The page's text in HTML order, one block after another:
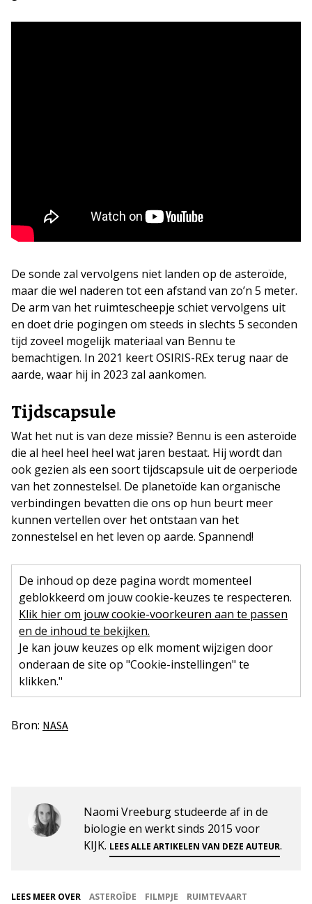
De sonde zal vervolgens niet landen op de asteroïde,
maar die wel naderen tot een afstand van zo’n 5 meter.
De arm van het ruimtescheepje schiet vervolgens uit
en doet drie pogingen om steeds in slechts 5 seconden
tijd zoveel mogelijk materiaal van Bennu te
bemachtigen. In 2021 keert OSIRIS-REx terug naar de
aarde, waar hij in 2023 zal aankomen.
Tijdscapsule
Wat het nut is van deze missie? Bennu is een asteroïde
die al heel heel heel wat jaren bestaat. Hij wordt dan
ook gezien als een soort tijdscapsule uit de oerperiode
van het zonnestelsel. De planetoïde kan organische
verbindingen bevatten die ons op hun beurt meer
kunnen vertellen over het ontstaan van het
zonnestelsel en het leven op aarde. Spannend!
De inhoud op deze pagina wordt momenteel
geblokkeerd om jouw cookie-keuzes te respecteren.
Klik hier om jouw cookie-voorkeuren aan te passen
en de inhoud te bekijken.
Je kan jouw keuzes op elk moment wijzigen door
onderaan de site op "Cookie-instellingen" te
klikken."
Bron: NASA
Naomi Vreeburg studeerde af in de
biologie en werkt sinds 2015 voor
KIJK. LEES ALLE ARTIKELEN VAN DEZE AUTEUR.
LEES MEER OVER ASTEROÏDE FILMPJE
RUIMTEVAART